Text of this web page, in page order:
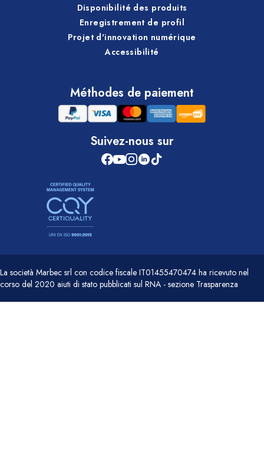
Disponibilité des produits
Enregistrement de profil
Projet d'innovation numérique
Accessibilité
Méthodes de paiement
Suivez-nous sur
La società Marbec srl con codice fiscale IT01455470474 ha ricevuto nel
corso del 2020 aiuti di stato pubblicati sul RNA - sezione Trasparenza